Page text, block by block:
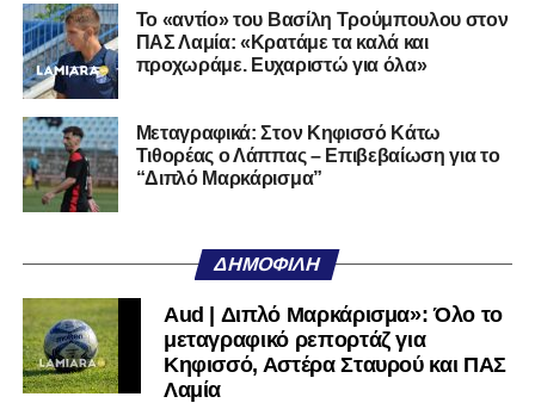
όνομα, έχει τη βάση. Αυτό που δεν έχει και πρέπει να
ξαναβρεί είναι αυτοπεποίθηση. Όχι αλαζονεία.
Αυτοπεποίθηση.
Αν η Λαμία συνεχίσει να μικραίνει τον εαυτό της, δεν θα
χρειαστεί κανείς άλλος να το κάνει.
Όταν αποφασίσει να συνειδητοποιήσει ότι είναι
πολύ μικρή.
Ακολουθήστε το lamiara.grστοGoogle Newsγια να
μαθαίνετε πρώτοι τα κυανόλευκα νέα στην Ελλάδα και τον
υπόλοιπο κόσμο. Ακολουθήστε το lamiara.gr στο
Το «αντίο» του Βασίλη Τρούμπουλου στον
ΠΑΣ Λαμία: «Κρατάμε τα καλά και
προχωράμε. Ευχαριστώ για όλα»
Μεταγραφικά: Στον Κηφισσό Κάτω
Τιθορέας ο Λάππας – Επιβεβαίωση για το
“Διπλό Μαρκάρισμα”
ΔΗΜΟΦΙΛΉ
Aud | Διπλό Μαρκάρισμα»: Όλο το
μεταγραφικό ρεπορτάζ για
Κηφισσό, Αστέρα Σταυρού και ΠΑΣ
Λαμία